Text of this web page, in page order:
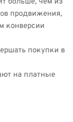
больше, чем из
продвижения,
конверсии
покупки в
на платные